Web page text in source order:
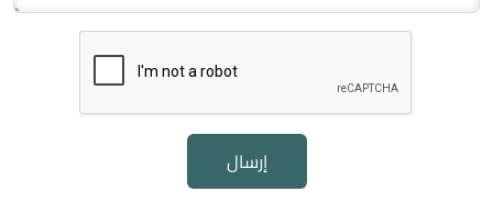
إرسال